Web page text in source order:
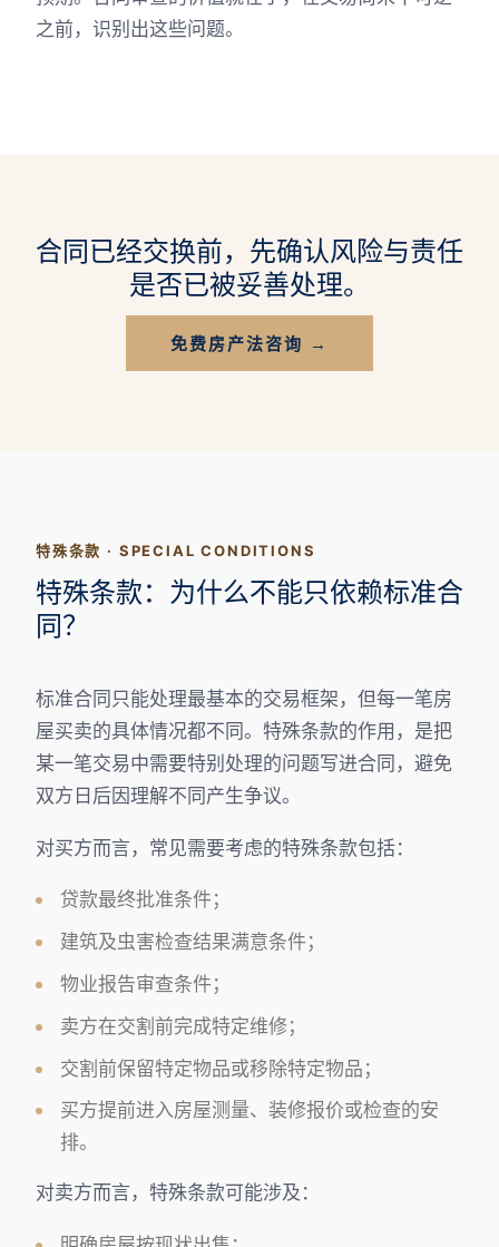
之前，识别出这些问题。
合同已经交换前，先确认风险与责任
是否已被妥善处理。
免费房产法咨询 →
特殊条款 · SPECIAL CONDITIONS
特殊条款：为什么不能只依赖标准合
同？
标准合同只能处理最基本的交易框架，但每一笔房
屋买卖的具体情况都不同。特殊条款的作用，是把
某一笔交易中需要特别处理的问题写进合同，避免
双方日后因理解不同产生争议。
对买方而言，常见需要考虑的特殊条款包括：
贷款最终批准条件；
建筑及虫害检查结果满意条件；
物业报告审查条件；
卖方在交割前完成特定维修；
交割前保留特定物品或移除特定物品；
买方提前进入房屋测量、装修报价或检查的安
排。
对卖方而言，特殊条款可能涉及：